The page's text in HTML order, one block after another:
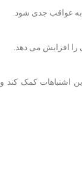
عواقب جدی شود.
افزایش می دهد.
اشتباهات کمک کند و